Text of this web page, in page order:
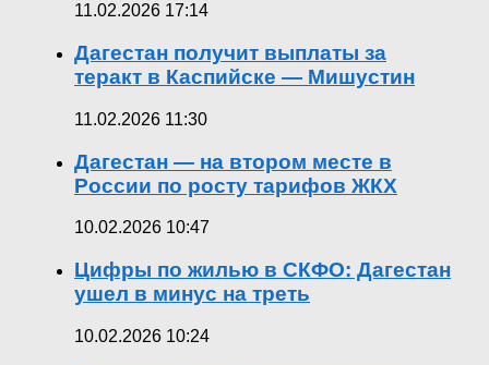
11.02.2026 17:14
Дагестан получит выплаты за
теракт в Каспийске — Мишустин
11.02.2026 11:30
Дагестан — на втором месте в
России по росту тарифов ЖКХ
10.02.2026 10:47
Цифры по жилью в СКФО: Дагестан
ушел в минус на треть
10.02.2026 10:24